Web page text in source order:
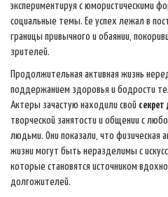
экспериментируя с юмористическими
социальные темы. Ее успех лежал в
границы привычного и обаянии,
зрителей.
Продолжительная активная жизнь
поддержанием здоровья и бодрости
Актеры зачастую находили свой секрет
творческой занятости и общении с
людьми. Они показали, что физическая
жизни могут быть неразделимы с
которые становятся источником
долгожителей.